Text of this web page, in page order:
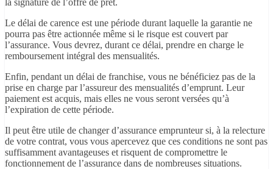
Le délai de carence est une période durant laquelle la garantie ne
pourra pas être actionnée même si le risque est couvert par
l’assurance. Vous devrez, durant ce délai, prendre en charge le
remboursement intégral des mensualités.
Enfin, pendant un délai de franchise, vous ne bénéficiez pas de la
prise en charge par l’assureur des mensualités d’emprunt. Leur
paiement est acquis, mais elles ne vous seront versées qu’à
l’expiration de cette période.
Il peut être utile de changer d’assurance emprunteur si, à la relecture
de votre contrat, vous vous apercevez que ces conditions ne sont pas
suffisamment avantageuses et risquent de compromettre le
fonctionnement de l’assurance dans de nombreuses situations.